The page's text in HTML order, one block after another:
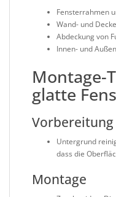
Fensterrahmen
Wand- und
Abdeckung von
Innen- und
Montage-
glatte
Vorbereitung
Untergrund
dass die
Montage